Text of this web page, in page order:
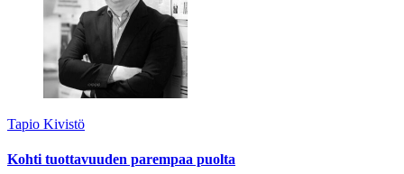
Tapio Kivistö
Kohti tuottavuuden parempaa puolta